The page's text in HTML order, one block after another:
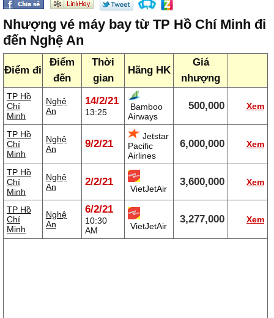
Nhượng vé máy bay từ TP Hồ Chí Minh đi
đến Nghệ An
Điểm đi
Điểm
đến
Thời
gian
Hãng HK
Giá
nhượng
TP Hồ
Chí
Minh
Nghệ
An
14/2/21
13:25
Bamboo
Airways
500,000 Xem
TP Hồ
Chí
Minh
Nghệ
An
9/2/21
Jetstar
Pacific
Airlines
6,000,000 Xem
TP Hồ
Chí
Minh
Nghệ
An
2/2/21
VietJetAir
3,600,000 Xem
TP Hồ
Chí
Minh
Nghệ
An
6/2/21
10:30
AM
VietJetAir
3,277,000 Xem